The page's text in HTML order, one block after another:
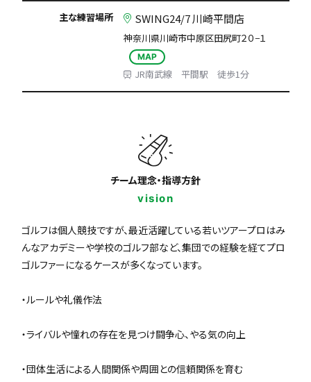
主な練習場所 SWING24/7 川崎平間店
神奈川県川崎市中原区田尻町２０−１
MAP
JR南武線 平間駅 徒歩1分
チーム理念・指導方針
vision
ゴルフは個人競技ですが、最近活躍している若いツアープロはみ
んなアカデミーや学校のゴルフ部など、集団での経験を経てプロ
ゴルファーになるケースが多くなっています。
・ルールや礼儀作法
・ライバルや憧れの存在を見つけ闘争心、やる気の向上
・団体生活による人間関係や周囲との信頼関係を育む